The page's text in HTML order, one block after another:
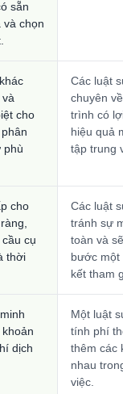
sẵn
và chọn
và
cho
phù
Các luật
chuyên
trình có
hiệu quả
tập trung
cho
cụ
thời
Các luật
tránh sự
toàn và
bước một
kết tham
dịch
Một luật
tính phí
thêm các
nhau
việc.